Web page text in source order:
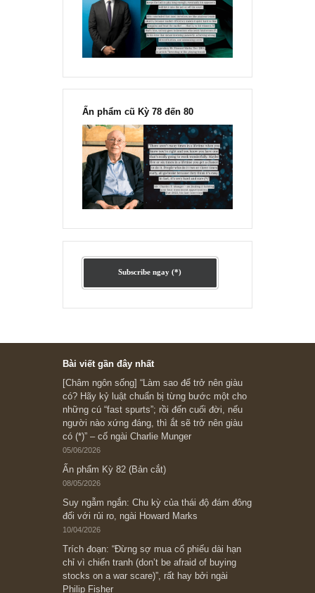
“Đừng sợ mua cổ phiếu dài hạn
chỉ vì chiến tranh”, ngài Philip
Fisher
Ấn phẩm lẻ Kỳ 81 đến 83
Ấn phẩm cũ Kỳ 78 đến 80